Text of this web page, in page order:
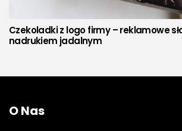
Czekoladki z logo firmy – reklamowe
nadrukiem jadalnym
O Nas